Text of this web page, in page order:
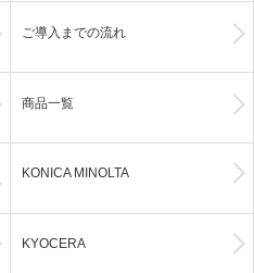
ご導入までの流れ
商品一覧
KONICA MINOLTA
KYOCERA